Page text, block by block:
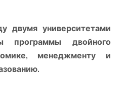
двумя университетами
программы двойного
менеджменту и